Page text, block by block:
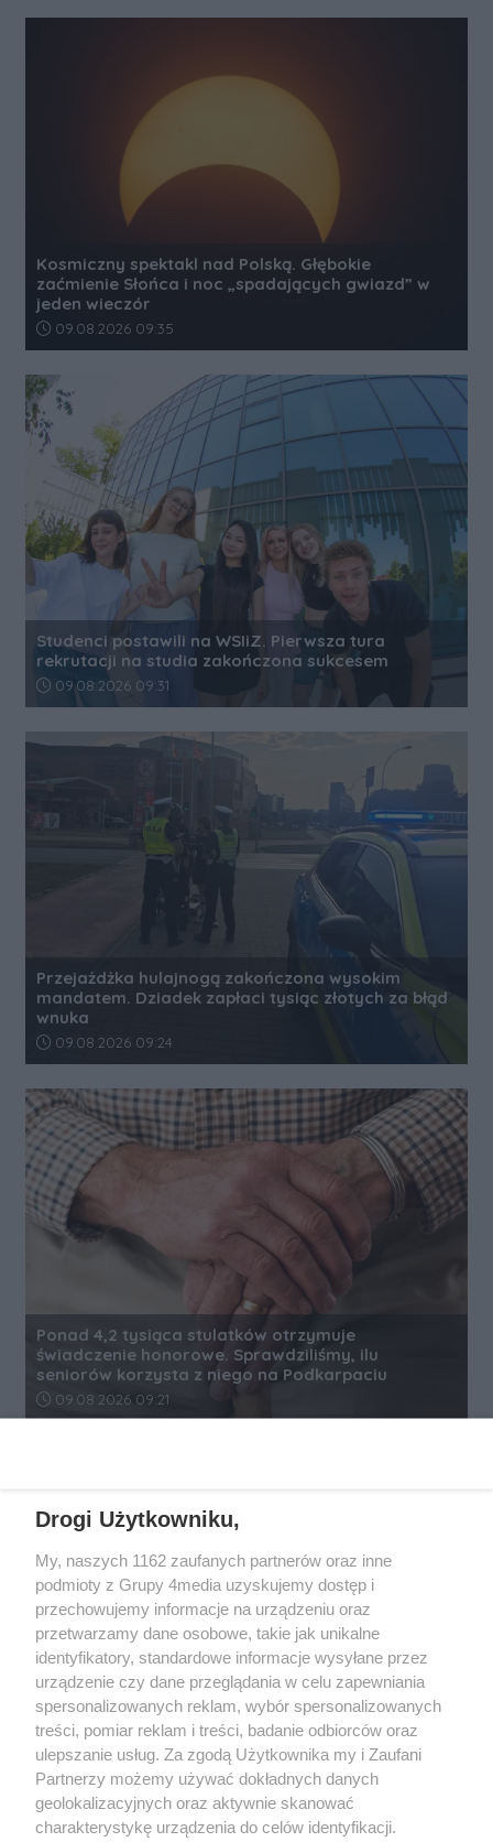
Kosmiczny spektakl nad Polską. Głębokie
zaćmienie Słońca i noc „spadających gwiazd” w
jeden wieczór
Data dodania artykułu:
09.08.2026 09:35
Studenci postawili na WSIiZ. Pierwsza tura
rekrutacji na studia zakończona sukcesem
Data dodania artykułu:
09.08.2026 09:31
Przejażdżka hulajnogą zakończona wysokim
mandatem. Dziadek zapłaci tysiąc złotych za błąd
wnuka
Data dodania artykułu:
09.08.2026 09:24
Ponad 4,2 tysiąca stulatków otrzymuje
świadczenie honorowe. Sprawdziliśmy, ilu
seniorów korzysta z niego na Podkarpaciu
Data dodania artykułu:
09.08.2026 09:21
Wydawcą rzeszow-info.pljest:
FUNDACJA MEDIÓW NIEZALEŻNYCH LIBERTAS
ul. Kopernika 10, 35-002 Rzeszów
e-mail:redakcja@rzeszow-info.pl
Drogi Użytkowniku,
My, naszych 1162 zaufanych partnerów oraz inne
podmioty z Grupy 4media uzyskujemy dostęp i
przechowujemy informacje na urządzeniu oraz
przetwarzamy dane osobowe, takie jak unikalne
identyfikatory, standardowe informacje wysyłane przez
urządzenie czy dane przeglądania w celu zapewniania
spersonalizowanych reklam, wybór spersonalizowanych
treści, pomiar reklam i treści, badanie odbiorców oraz
ulepszanie usług. Za zgodą Użytkownika my i Zaufani
Partnerzy możemy używać dokładnych danych
geolokalizacyjnych oraz aktywnie skanować
charakterystykę urządzenia do celów identyfikacji.